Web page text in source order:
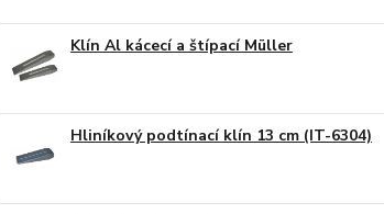
Klín Al kácecí a štípací Müller
Hliníkový podtínací klín 13 cm (IT-6304)